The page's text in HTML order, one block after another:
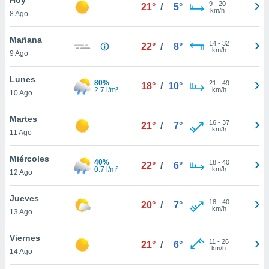
en
más
nuestra
de
cookies
aceptar
8 Ago
21° / 5° 9- 20
km/h
Mañana
9 Ago
22° / 8° 14- 32
km/h
Lunes
10 Ago
80%
2.7 l/m²
18° / 10° 21 - 49
km/h
Martes
11 Ago
21° / 7° 16- 37
km/h
Miércoles
12 Ago
40%
0.7 l/m²
22° / 6° 18- 40
km/h
Jueves
13 Ago
20° / 7° 18- 40
km/h
Viernes
14 Ago
21° / 6° 11 - 26
km/h